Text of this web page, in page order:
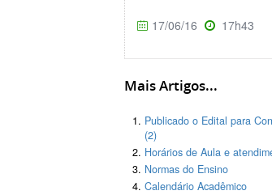
17/06/16 17h43
Mais Artigos...
Publicado o Edital para
(2)
Horários de Aula e
Normas do Ensino
Calendário Acadêmico